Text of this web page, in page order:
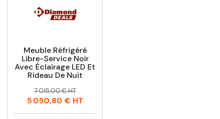
Meuble Réfrigéré
Libre-Service Noir
Avec Éclairage LED Et
Rideau De Nuit
Prix
Prix
habituel
7 015,00 € HT
5 050,80 €HT